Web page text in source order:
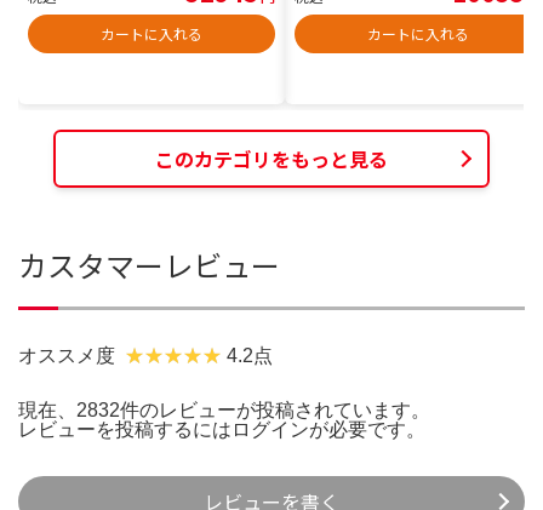
カートに入れる
カートに入れる
このカテゴリをもっと見る
カスタマーレビュー
オススメ度 4.2点
現在、2832件のレビューが投稿されています。
レビューを投稿するには ログインが必要です。
レビューを書く